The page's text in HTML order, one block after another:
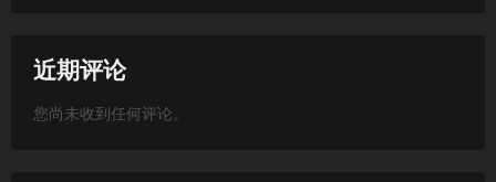
近期评论
您尚未收到任何评论。